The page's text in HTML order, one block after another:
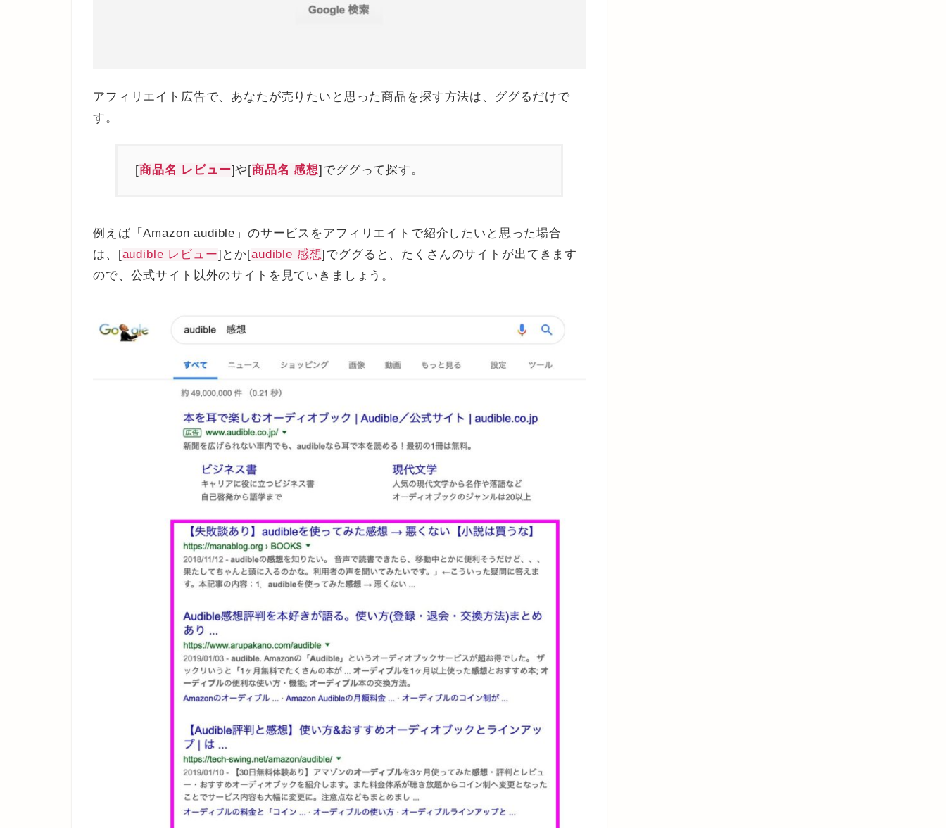
アフィリエイト広告で、あなたが売りたいと思った商品を探す方法は、ググるだけで
す。
[商品名 レビュー]や[商品名 感想]でググって探す。
例えば「Amazon audible」のサービスをアフィリエイトで紹介したいと思った場合
は、[audible レビュー]とか[audible 感想]でググると、たくさんのサイトが出てきます
ので、公式サイト以外のサイトを見ていきましょう。